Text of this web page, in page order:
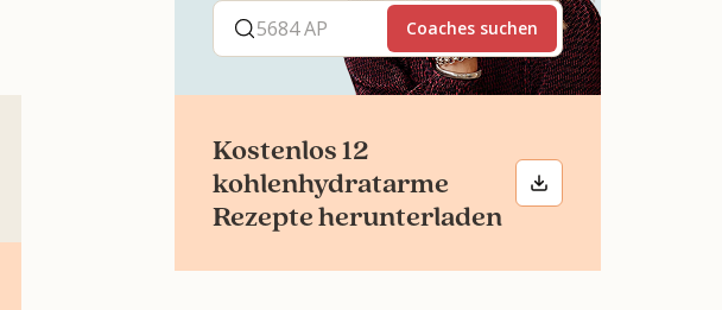
Coaches suchen
Kostenlos 12
kohlenhydratarme
Rezepte herunterladen